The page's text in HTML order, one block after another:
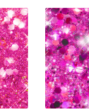
auf.
Die
Optionen
können
auf
der
Produktseite
gewählt
werden